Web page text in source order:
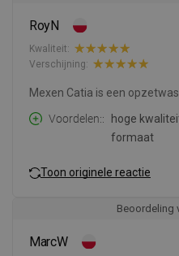
RoyN
Kwaliteit:
Verschijning:
Mexen Catia is een
Voordelen:
hoge
formaat
Toon originele reactie
Beoordeling
MarcW